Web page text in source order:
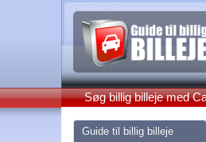
Søg billig billeje med
Guide til billig billeje